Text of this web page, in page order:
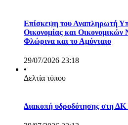
Επίσκεψη του Αναπληρωτή
Οικονομίας και
Φλώρινα και το Αμύνταιο
29/07/2026 23:18
•
Δελτία τύπου
Διακοπή υδροδότησης στη ΔΚ